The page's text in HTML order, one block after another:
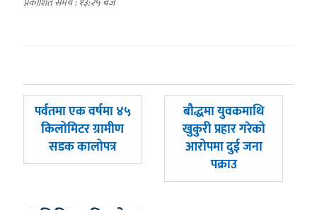
पछिल्लाे
पर्वतमा एक वर्षमा ४५
किलोमिटर ग्रामीण
सडक कालोपत्र
अघिल्लाे
-
बौद्धमा युवकमाथि
खुकुरी प्रहार गरेको
आरोपमा दुई जना
पक्राउ